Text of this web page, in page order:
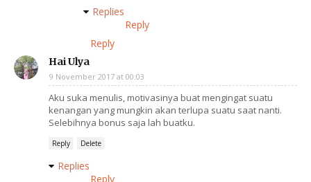
Replies
Reply
Reply
Hai Ulya
9 November 2017 at 00:03
Aku suka menulis, motivasinya buat mengingat suatu
kenangan yang mungkin akan terlupa suatu saat nanti.
Selebihnya bonus saja lah buatku.
Reply Delete
Replies
Reply